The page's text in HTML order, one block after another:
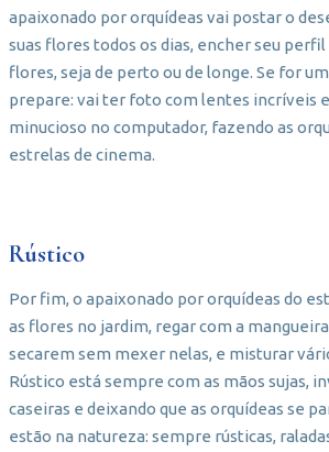
apaixonado por orquídeas vai postar o
suas flores todos os dias, encher seu perfil
flores, seja de perto ou de longe. Se for
prepare: vai ter foto com lentes incríveis
minucioso no computador, fazendo as
estrelas de cinema.
Rústico
Por fim, o apaixonado por orquídeas do
as flores no jardim, regar com a
secarem sem mexer nelas, e misturar
Rústico está sempre com as mãos sujas,
caseiras e deixando que as orquídeas se
estão na natureza: sempre rústicas,